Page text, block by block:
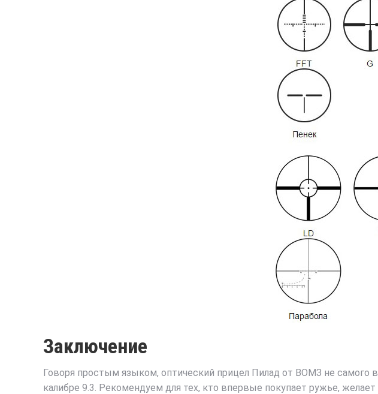
Заключение
Говоря простым языком, оптический прицел Пилад от ВОМЗ не самого
калибре 9.3. Рекомендуем для тех, кто впервые покупает ружье,